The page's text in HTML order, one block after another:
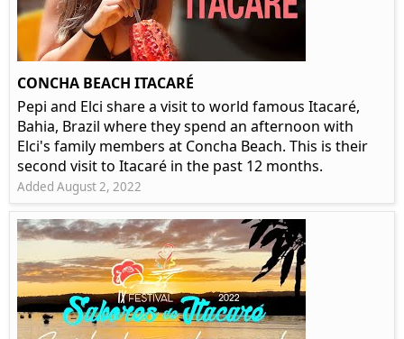
CONCHA BEACH ITACARÉ
Pepi and Elci share a visit to world famous Itacaré,
Bahia, Brazil where they spend an afternoon with
Elci's family members at Concha Beach. This is their
second visit to Itacaré in the past 12 months.
Added August 2, 2022